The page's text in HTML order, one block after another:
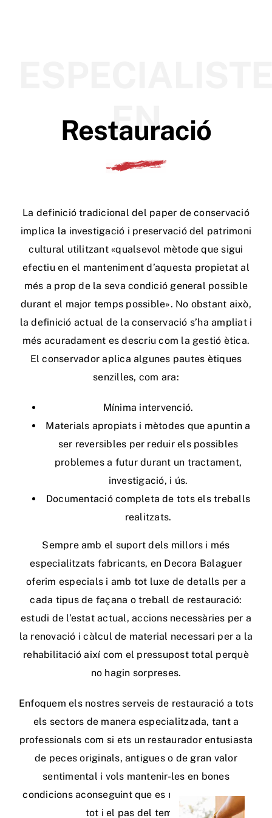
EN
Restauració
La definició tradicional del paper de conservació
implica la investigació i preservació del patrimoni
cultural utilitzant «qualsevol mètode que sigui
efectiu en el manteniment d’aquesta propietat al
més a prop de la seva condició general possible
durant el major temps possible». No obstant això,
la definició actual de la conservació s’ha ampliat i
més acuradament es descriu com la gestió ètica.
El conservador aplica algunes pautes ètiques
senzilles, com ara:
Mínima intervenció.
Materials apropiats i mètodes que apuntin a
ser reversibles per reduir els possibles
problemes a futur durant un tractament,
investigació, i ús.
Documentació completa de tots els treballs
realitzats.
Sempre amb el suport dels millors i més
especialitzats fabricants, en Decora Balaguer
oferim especials i amb tot luxe de detalls per a
cada tipus de façana o treball de restauració:
estudi de l’estat actual, accions necessàries per a
la renovació i càlcul de material necessari per a la
rehabilitació així com el pressupost total perquè
no hagin sorpreses.
Enfoquem els nostres serveis de restauració a tots
els sectors de manera especialitzada, tant a
professionals com si ets un restaurador entusiasta
de peces originals, antigues o de gran valor
sentimental i vols mantenir-les en bones
condicions aconseguint que es mantinguin noves
tot i el pas del temps,